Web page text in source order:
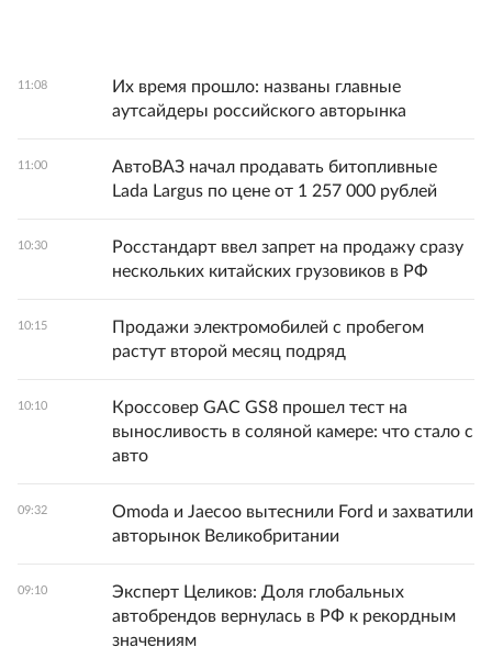
11:08
Их время прошло: названы главные
аутсайдеры российского авторынка
11:00
АвтоВАЗ начал продавать битопливные
Lada Largus по цене от 1 257 000 рублей
10:30
Росстандарт ввел запрет на продажу сразу
нескольких китайских грузовиков в РФ
10:15
Продажи электромобилей с пробегом
растут второй месяц подряд
10:10
Кроссовер GAC GS8 прошел тест на
выносливость в соляной камере: что стало с
авто
09:32
Omoda и Jaecoo вытеснили Ford и захватили
авторынок Великобритании
09:10
Эксперт Целиков: Доля глобальных
автобрендов вернулась в РФ к рекордным
значениям